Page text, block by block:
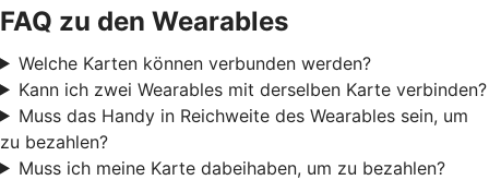
FAQ zu den Wearables
Welche Karten können verbunden werden?
Kann ich zwei Wearables mit derselben Karte verbinden?
Muss das Handy in Reichweite des Wearables sein, um
zu bezahlen?
Muss ich meine Karte dabeihaben, um zu bezahlen?